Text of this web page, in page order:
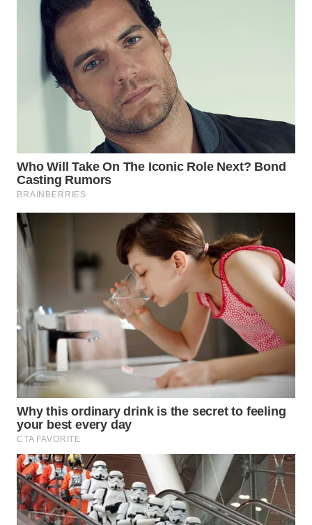
WN
BOGOR
WN
DEPOK
UTARA
WN
WN
SUMEDANG
CIANJUR
WN
KEPULAUAN
SERIBU
WN
TANGERANG